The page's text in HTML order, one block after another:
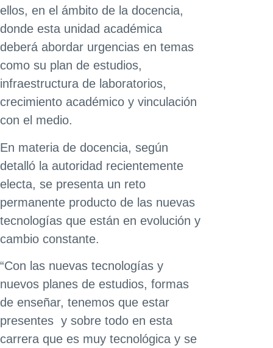
ellos, en el ámbito de la docencia,
donde esta unidad académica
deberá abordar urgencias en temas
como su plan de estudios,
infraestructura de laboratorios,
crecimiento académico y vinculación
con el medio.
En materia de docencia, según
detalló la autoridad recientemente
electa, se presenta un reto
permanente producto de las nuevas
tecnologías que están en evolución y
cambio constante.
“Con las nuevas tecnologías y
nuevos planes de estudios, formas
de enseñar, tenemos que estar
presentes y sobre todo en esta
carrera que es muy tecnológica y se